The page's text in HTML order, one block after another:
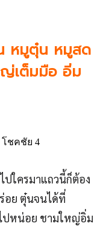
หมูตุ๋น หมูสด
ญ่เต็มมือ อิ่ม
โชคชัย 4
ปใครมาแถวนี้ก็ต้อง
อย ตุ๋นจนได้ที่
ปหน่อย ชามใหญ่อิ่ม